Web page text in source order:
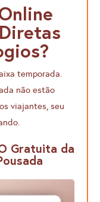
temporada.
não estão
viajantes, seu
Gratuita da